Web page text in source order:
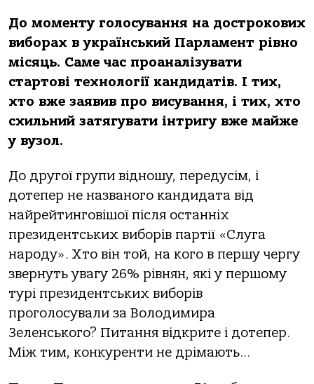
До моменту голосування на дострокових
виборах в український Парламент рівно
місяць. Саме час проаналізувати
стартові технології кандидатів. І тих,
хто вже заявив про висування, і тих, хто
схильний затягувати інтригу вже майже
у вузол.
До другої групи відношу, передусім, і
дотепер не названого кандидата від
найрейтинговішої після останніх
президентських виборів партії «Слуга
народу». Хто він той, на кого в першу чергу
звернуть увагу 26% рівнян, які у першому
турі президентських виборів
проголосували за Володимира
Зеленського? Питання відкрите і дотепер.
Між тим, конкуренти не дрімають…